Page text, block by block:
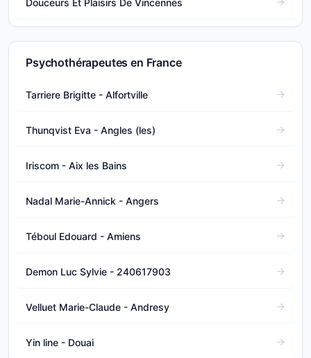
Psychothérapeutes en France
Tarriere Brigitte - Alfortville
Thunqvist Eva - Angles (les)
Iriscom - Aix les Bains
Nadal Marie-Annick - Angers
Téboul Edouard - Amiens
Demon Luc Sylvie - 240617903
Velluet Marie-Claude - Andresy
Yin line - Douai